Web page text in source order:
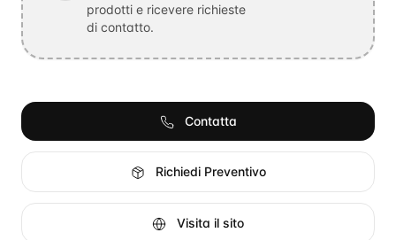
prodotti e ricevere richieste
di contatto.
Contatta
Richiedi Preventivo
Visita il sito